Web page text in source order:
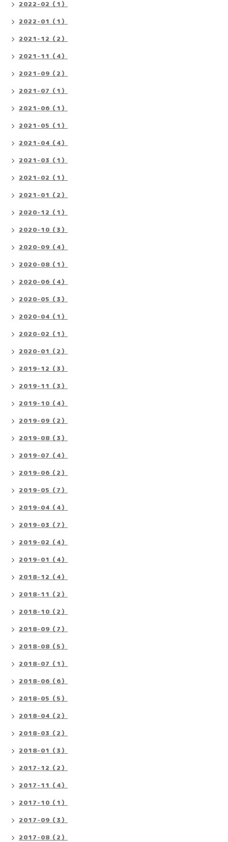
2022-02（1）
2022-01（1）
2021-12（2）
2021-11（4）
2021-09（2）
2021-07（1）
2021-06（1）
2021-05（1）
2021-04（4）
2021-03（1）
2021-02（1）
2021-01（2）
2020-12（1）
2020-10（3）
2020-09（4）
2020-08（1）
2020-06（4）
2020-05（3）
2020-04（1）
2020-02（1）
2020-01（2）
2019-12（3）
2019-11（3）
2019-10（4）
2019-09（2）
2019-08（3）
2019-07（4）
2019-06（2）
2019-05（7）
2019-04（4）
2019-03（7）
2019-02（4）
2019-01（4）
2018-12（4）
2018-11（2）
2018-10（2）
2018-09（7）
2018-08（5）
2018-07（1）
2018-06（6）
2018-05（5）
2018-04（2）
2018-03（2）
2018-01（3）
2017-12（2）
2017-11（4）
2017-10（1）
2017-09（3）
2017-08（2）